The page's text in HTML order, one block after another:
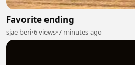
Favorite ending
sjae beri•6 views•7 minutes ago